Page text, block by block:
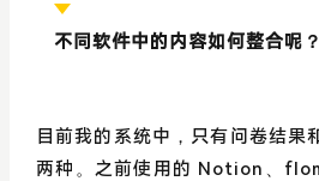
不同软件中的内容如何整合呢？
目前我的系统中，只有问卷结
两种。之前使用的 Notion、